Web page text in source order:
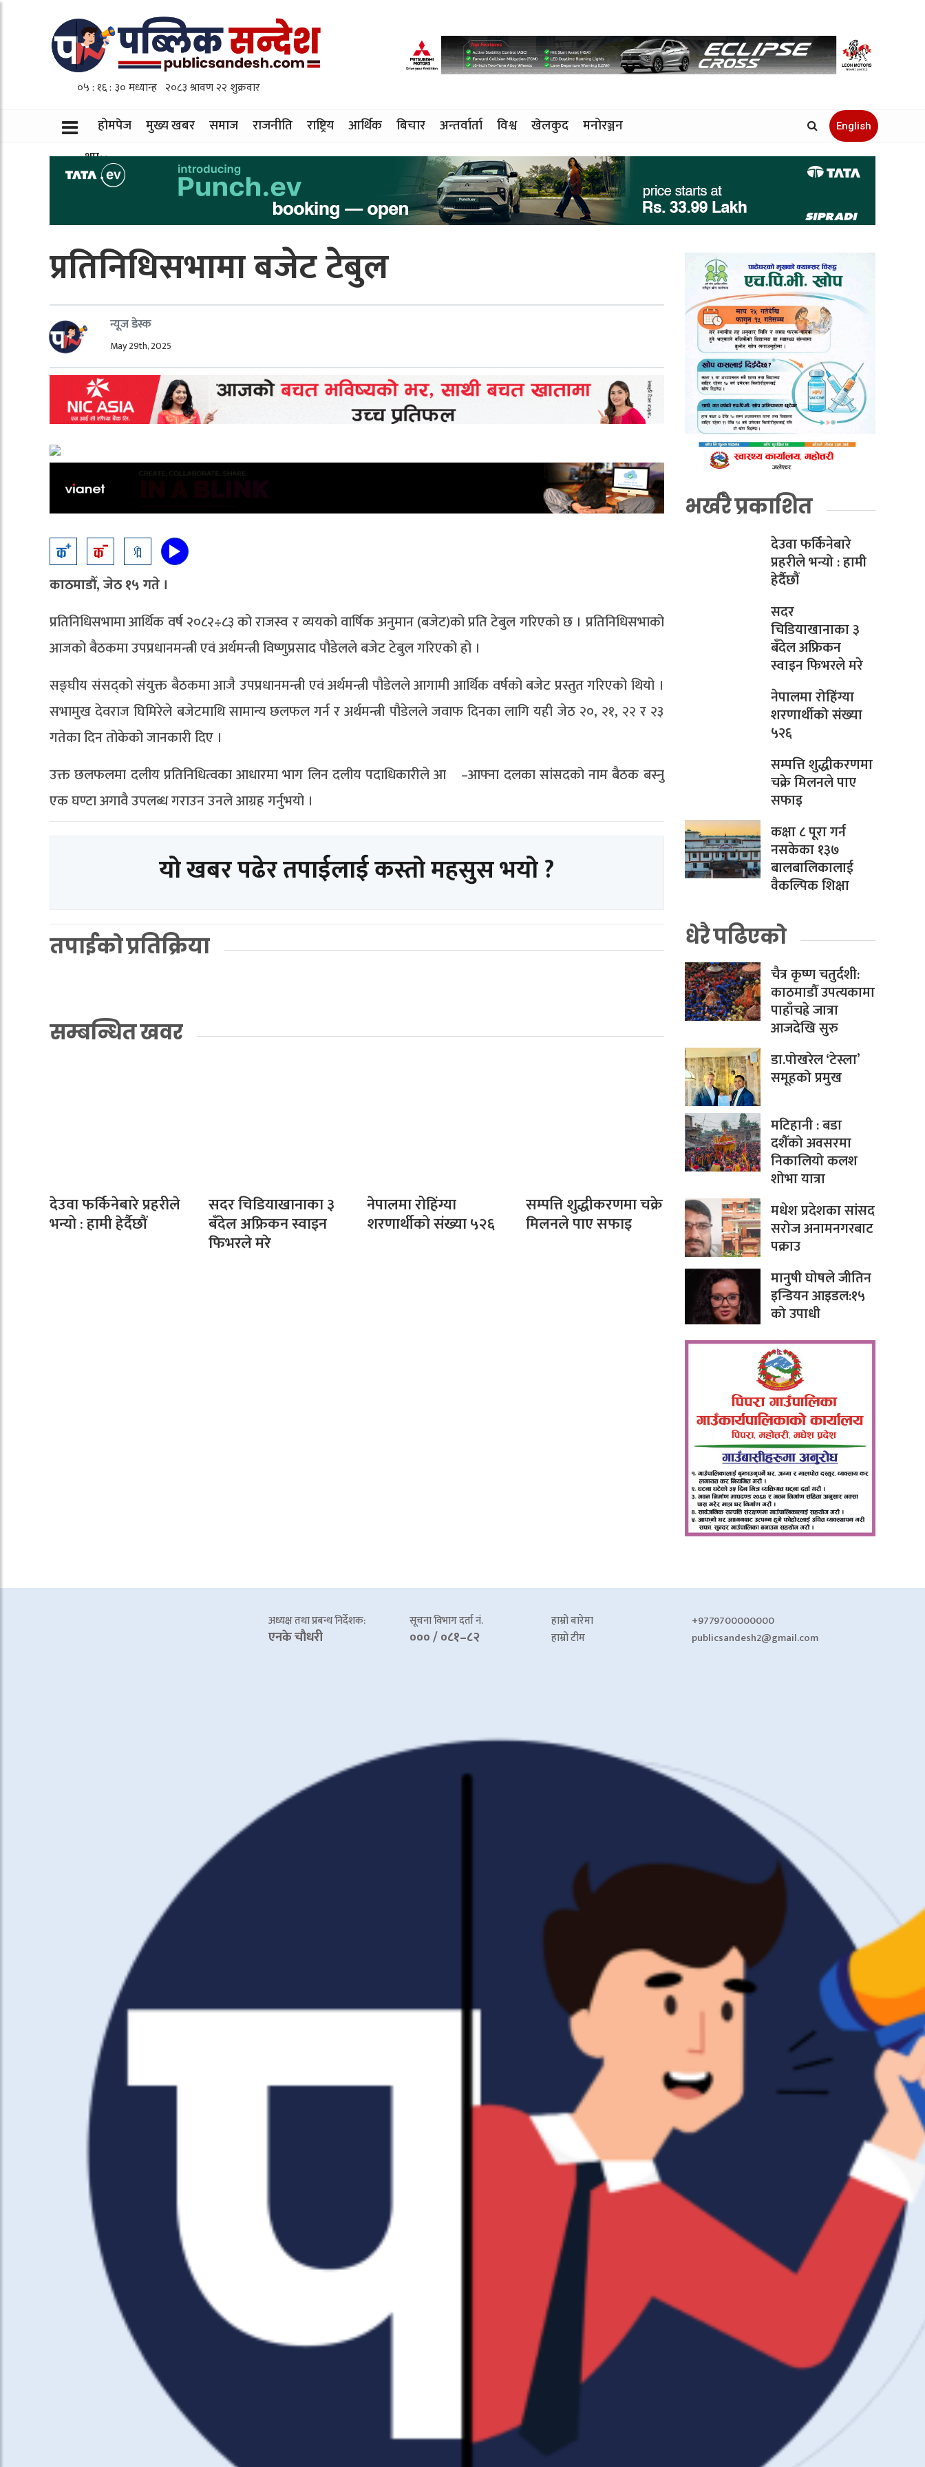
होमपेज मुख्य खबर समाज राजनीति राष्ट्रिय आर्थिक बिचार अन्तर्वार्ता विश्व खेलकुद
मनोरञ्जन
थप
English
प्रतिनिधिसभामा बजेट टेबुल
न्यूज डेस्क
May 29th, 2025
🔖
काठमाडौँ, जेठ १५ गते ।
प्रतिनिधिसभामा आर्थिक वर्ष २०८२÷८३ को राजस्व र व्ययको वार्षिक अनुमान (बजेट)को प्रति टेबुल गरिएको छ । प्रतिनिधिसभाको
आजको बैठकमा उपप्रधानमन्त्री एवं अर्थमन्त्री विष्णुप्रसाद पौडेलले बजेट टेबुल गरिएको हो ।
सङ्घीय संसद्को संयुक्त बैठकमा आजै उपप्रधानमन्त्री एवं अर्थमन्त्री पौडेलले आगामी आर्थिक वर्षको बजेट प्रस्तुत गरिएको थियो ।
सभामुख देवराज घिमिरेले बजेटमाथि सामान्य छलफल गर्न र अर्थमन्त्री पौडेलले जवाफ दिनका लागि यही जेठ २०, २१, २२ र २३
गतेका दिन तोकेको जानकारी दिए ।
उक्त छलफलमा दलीय प्रतिनिधित्वका आधारमा भाग लिन दलीय पदाधिकारीले आ¬–आफ्ना दलका सांसदको नाम बैठक बस्नु
एक घण्टा अगावै उपलब्ध गराउन उनले आग्रह गर्नुभयो ।
यो खबर पढेर तपाईलाई कस्तो महसुस भयो ?
तपाईको प्रतिक्रिया
सम्बन्धित खवर
देउवा फर्किनेबारे प्रहरीले
भन्यो : हामी हेर्दैछौं
सदर चिडियाखानाका ३
बँदेल अफ्रिकन स्वाइन
फिभरले मरे
नेपालमा रोहिंग्या
शरणार्थीको संख्या ५२६
सम्पत्ति शुद्धीकरणमा चक्रे
मिलनले पाए सफाइ
भर्खरै प्रकाशित
देउवा फर्किनेबारे
प्रहरीले भन्यो : हामी
हेर्दैछौं
सदर
चिडियाखानाका ३
बँदेल अफ्रिकन
स्वाइन फिभरले मरे
नेपालमा रोहिंग्या
शरणार्थीको संख्या
५२६
सम्पत्ति शुद्धीकरणमा
चक्रे मिलनले पाए
सफाइ
कक्षा ८ पूरा गर्न
नसकेका १३७
बालबालिकालाई
वैकल्पिक शिक्षा
धेरै पढिएको
चैत्र कृष्ण चतुर्दशी:
काठमाडौँ उपत्यकामा
पाहाँचह्रे जात्रा
आजदेखि सुरु
डा.पोखरेल ‘टेस्ला’
समूहको प्रमुख
मटिहानी : बडा
दशैँको अवसरमा
निकालियो कलश
शोभा यात्रा
मधेश प्रदेशका सांसद
सरोज अनामनगरबाट
पक्राउ
मानुषी घोषले जीतिन
इन्डियन आइडल:१५
को उपाधी
अध्यक्ष तथा प्रबन्ध निर्देशक:
एनके चाैधरी
सूचना विभाग दर्ता नं.
००० / ०८१–८२
हाम्रो बारेमा
हाम्रो टीम
+9779700000000
publicsandesh2@gmail.com